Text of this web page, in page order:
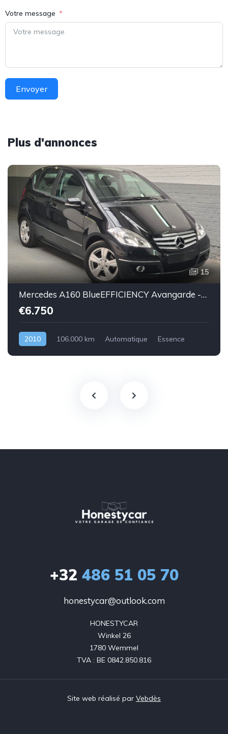
Votre message
Envoyer
Plus d'annonces
15
Mercedes A160 BlueEFFICIENCY Avangarde -essence euro 5-2010-106.000km-Top état -Garantie
€6.750
2010 106.000 km Automatique Essence
+32 486 51 05 70
honestycar@outlook.com
HONESTYCAR
Winkel 26
1780 Wemmel
TVA : BE 0842.850.816
Site web réalisé par Vebdès